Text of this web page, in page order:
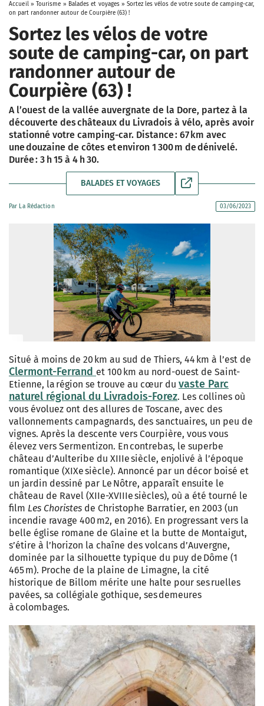
Accueil» Tourisme » Balades et voyages »Sortez les vélos de votre soute de camping-car,
on part randonner autour de Courpière (63) !
Sortez les vélos de votre
soute de camping-car, on part
randonner autour de
Courpière (63) !
A l’ouest de la vallée auvergnate de la Dore, partez à la
découverte des châteaux du Livradois à vélo, après avoir
stationné votre camping-car. Distance : 67 km avec
une douzaine de côtes et environ 1 300 m de dénivelé.
Durée : 3 h 15 à 4 h 30.
BALADES ET VOYAGES
Par La Rédaction 03/06/2023
Situé à moins de 20 km au sud de Thiers, 44 km à l’est de
Clermont-Ferrand et 100 km au nord-ouest de Saint-
Etienne, la région se trouve au cœur du vaste Parc
naturel régional du Livradois-Forez. Les collines où
vous évoluez ont des allures de Toscane, avec des
vallonnements campagnards, des sanctuaires, un peu de
vignes. Après la descente vers Courpière, vous vous
élevez vers Sermentizon. En contrebas, le superbe
château d’Aulteribe du XIIIe siècle, enjolivé à l’époque
romantique (XIXe siècle). Annoncé par un décor boisé et
un jardin dessiné par Le Nôtre, apparaît ensuite le
château de Ravel (XIIe-XVIIIe siècles), où a été tourné le
film Les Choristes de Christophe Barratier, en 2003 (un
incendie ravage 400 m2, en 2016). En progressant vers la
belle église romane de Glaine et la butte de Montaigut,
s’étire à l’horizon la chaîne des volcans d’Auvergne,
dominée par la silhouette typique du puy de Dôme (1
465 m). Proche de la plaine de Limagne, la cité
historique de Billom mérite une halte pour ses ruelles
pavées, sa collégiale gothique, ses demeures
à colombages.